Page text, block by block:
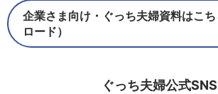
企業さま向け・ぐっち夫婦資料はこ
ロード）
ぐっち夫婦公式SNS